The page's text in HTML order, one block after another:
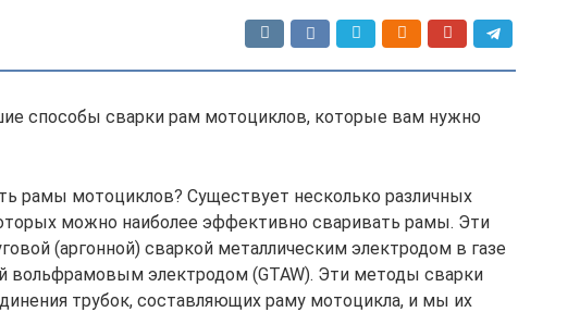
способы сварки рам мотоциклов, которые вам нужно
рамы мотоциклов? Существует несколько различных
можно наиболее эффективно сваривать рамы. Эти
(аргонной) сваркой металлическим электродом в газе
вольфрамовым электродом (GTAW). Эти методы сварки
трубок, составляющих раму мотоцикла, и мы их